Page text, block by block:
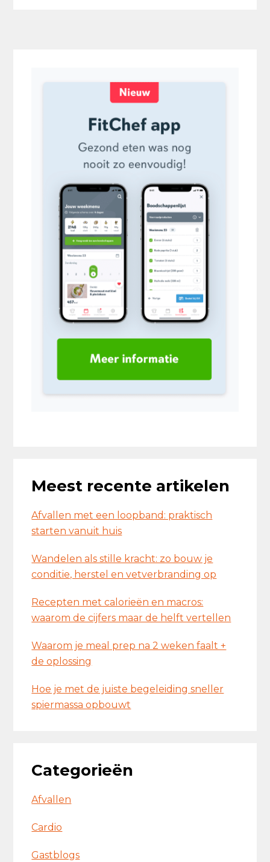
Meest recente artikelen
Afvallen met een loopband: praktisch
starten vanuit huis
Wandelen als stille kracht: zo bouw je
conditie, herstel en vetverbranding op
Recepten met calorieën en macros:
waarom de cijfers maar de helft vertellen
Waarom je meal prep na 2 weken faalt +
de oplossing
Hoe je met de juiste begeleiding sneller
spiermassa opbouwt
Categorieën
Afvallen
Cardio
Gastblogs